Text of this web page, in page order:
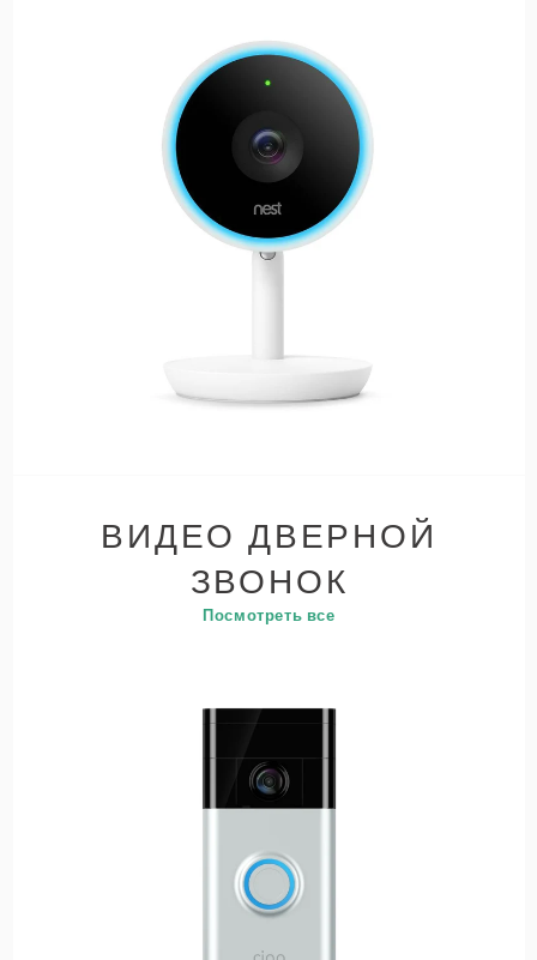
ВИДЕО ДВЕРНОЙ
ЗВОНОК
Посмотреть все